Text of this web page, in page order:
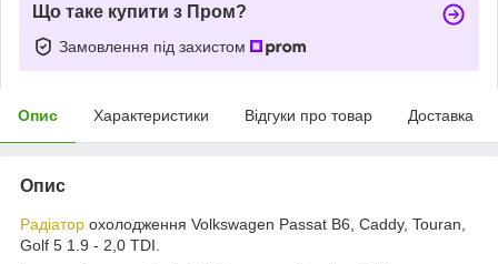
Що таке купити з Пром?
Замовлення під захистом
Опис Характеристики Відгуки про товар Доставка
Опис
Радіатор охолодження Volkswagen Passat B6, Caddy, Touran,
Golf 5 1.9 - 2,0 TDI.